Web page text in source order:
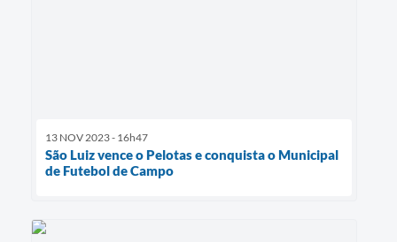
13 NOV 2023 - 16h47
São Luiz vence o Pelotas e conquista o Municipal
de Futebol de Campo